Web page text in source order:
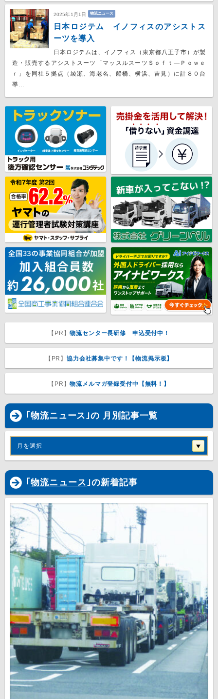
2025年1月1日 物流ニュース
日本ロジテム イノフィスのアシストス
ーツを導入
日本ロジテムは、イノフィス（東京都八王子市）が製
造・販売するアシストスーツ「マッスルスーツＳｏｆｔ―Ｐｏｗｅ
ｒ」を同社５拠点（綾瀬、海老名、船橋、横浜、吉見）に計８０台
導…
【PR】物流センター長研修 申込受付中！
【PR】協力会社募集中です！【物流掲示板】
【PR】物流メルマガ登録受付中【無料！】
｢物流ニュース｣の 月別記事一覧
月を選択
｢ 物流ニュース｣の新着記事